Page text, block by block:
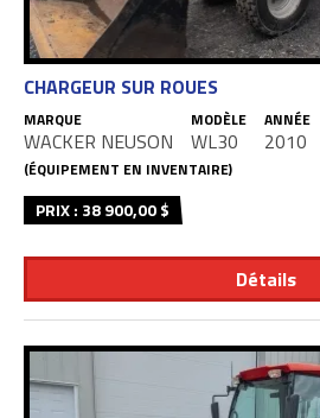
Détails
CHARGEUR SUR ROUES
MARQUE
WACKER NEUSON
MODÈLE
WL30
ANNÉE
2010
(ÉQUIPEMENT EN INVENTAIRE)
PRIX : 38 900,00 $